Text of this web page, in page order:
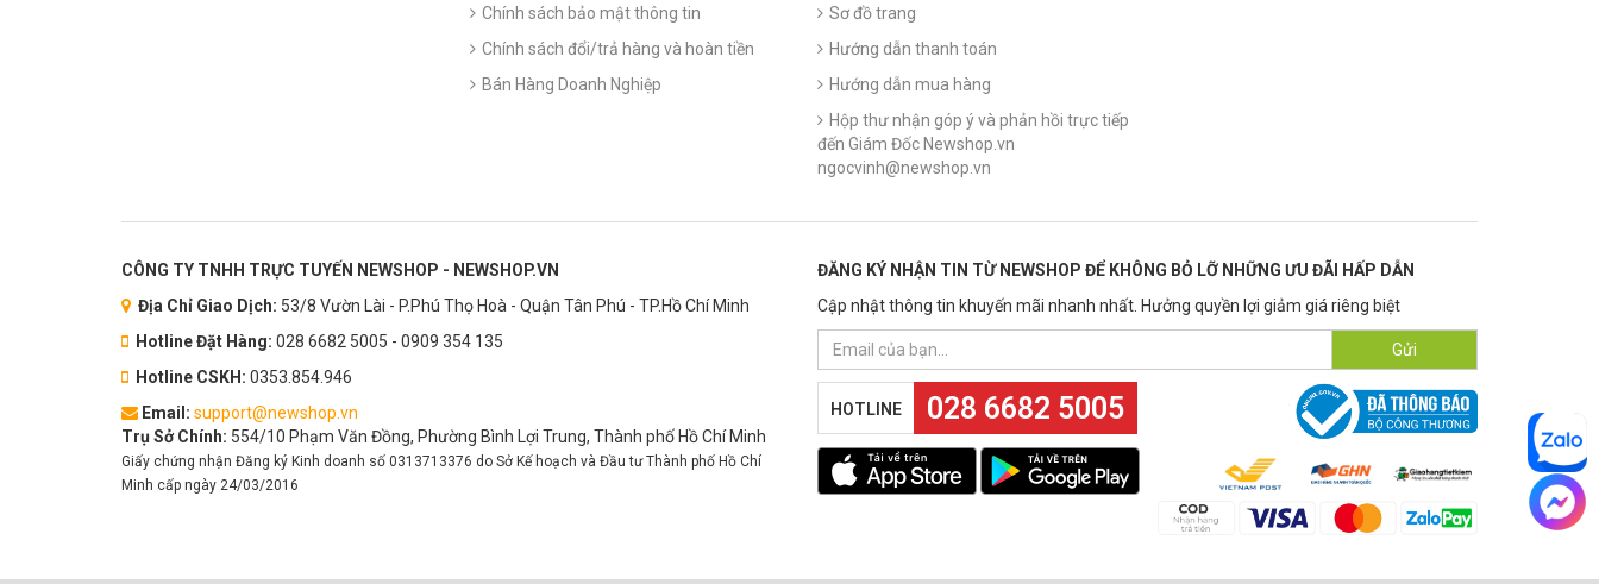
Chính sách bảo mật thông tin
Chính sách đổi/trả hàng và hoàn tiền
Bán Hàng Doanh Nghiệp
Sơ đồ trang
Hướng dẫn thanh toán
Hướng dẫn mua hàng
Hộp thư nhận góp ý và phản hồi trực tiếp
đến Giám Đốc Newshop.vn
ngocvinh@newshop.vn
CÔNG TY TNHH TRỰC TUYẾN NEWSHOP - NEWSHOP.VN
Địa Chỉ Giao Dịch: 53/8 Vườn Lài - P.Phú Thọ Hoà - Quận Tân Phú - TP.Hồ Chí Minh
Hotline Đặt Hàng: 028 6682 5005 - 0909 354 135
Hotline CSKH: 0353.854.946
Email: support@newshop.vn
Trụ Sở Chính: 554/10 Phạm Văn Đồng, Phường Bình Lợi Trung, Thành phố Hồ Chí Minh
Giấy chứng nhận Đăng ký Kinh doanh số 0313713376 do Sở Kế hoạch và Đầu tư Thành phố Hồ Chí
Minh cấp ngày 24/03/2016
ĐĂNG KÝ NHẬN TIN TỪ NEWSHOP ĐỂ KHÔNG BỎ LỠ NHỮNG ƯU ĐÃI HẤP DẪN
Cập nhật thông tin khuyến mãi nhanh nhất. Hưởng quyền lợi giảm giá riêng biệt
Gửi
HOTLINE 028 6682 5005